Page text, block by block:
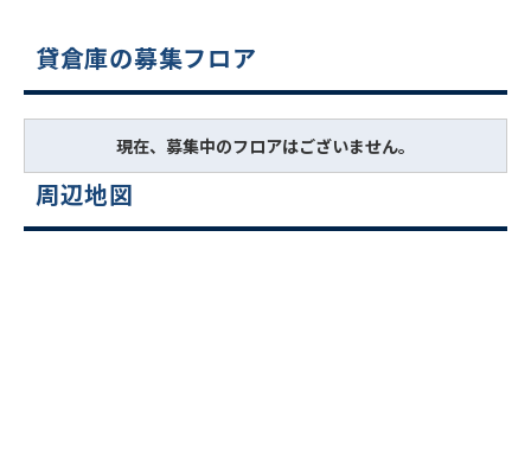
貸倉庫の募集フロア
現在、募集中のフロアはございません。
周辺地図